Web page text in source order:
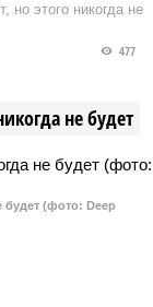
но этого никогда не
не будет
477
будет (фото: Deep